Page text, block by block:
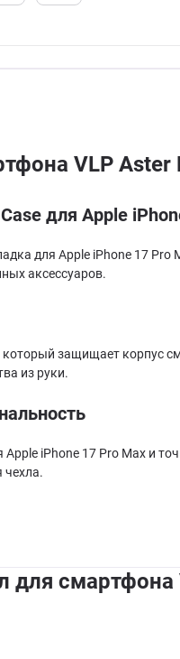
VLP Aster
для Apple
для Apple iPhone 17
аксессуаров.
защищает корпус
из руки.
iPhone 17 Pro Max и
чехла.
для